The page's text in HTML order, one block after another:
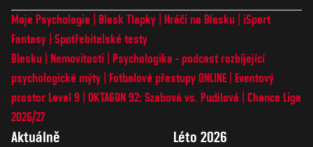
Moje Psychologie Blesk Tlapky Hráči na Blesku
iSport
Fantasy Spotřebitelské testy
Blesku
Nemovitosti
Psychologika - podcast rozbíjející
psychologické mýty
Fotbalové přestupy ONLINE
Eventový
prostor Level 9 OKTAGON 92: Szabová vs. Pudilová
Chance Liga
2026/27
Aktuálně Léto 2026